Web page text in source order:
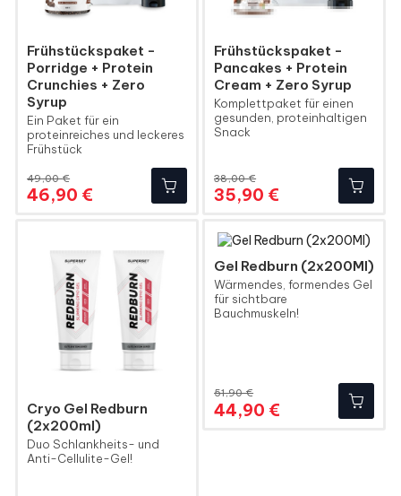
Frühstückspaket -
Porridge + Protein
Crunchies + Zero
Syrup
Ein Paket für ein
proteinreiches und leckeres
Frühstück
49,00 €
46,90 €
Frühstückspaket -
Pancakes + Protein
Cream + Zero Syrup
Komplettpaket für einen
gesunden, proteinhaltigen
Snack
38,00 €
35,90 €
Cryo Gel Redburn
(2x200ml)
Duo Schlankheits- und
Anti-Cellulite-Gel!
Gel Redburn (2x200Ml)
Wärmendes, formendes Gel
für sichtbare
Bauchmuskeln!
51,90 €
44,90 €